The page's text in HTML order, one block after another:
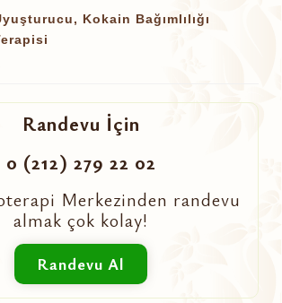
Kokain Bağımlılığı
Randevu İçin
0 (212) 279 22 02
Merkezinden randevu
almak çok kolay!
Randevu Al